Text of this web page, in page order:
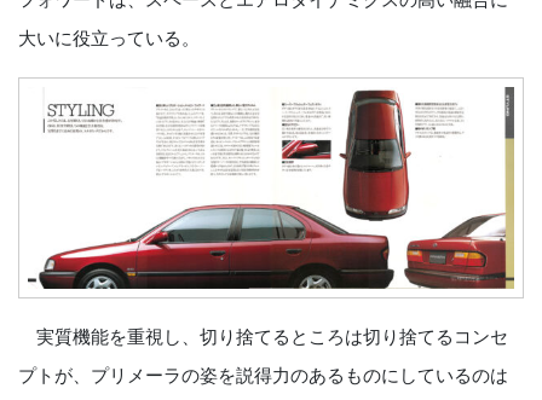
大いに役立っている。
実質機能を重視し、切り捨てるところは切り捨てるコンセ
プトが、プリメーラの姿を説得力のあるものにしているのは